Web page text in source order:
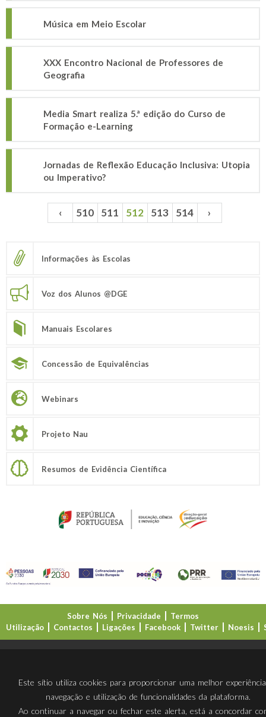
Música em Meio Escolar
XXX Encontro Nacional de Professores de
Geografia
Media Smart realiza 5.ª edição do Curso de
Formação e-Learning
Jornadas de Reflexão Educação Inclusiva: Utopia
ou Imperativo?
Páginas ‹ 510 511 512 513 514 ›
Informações às Escolas
Voz dos Alunos @DGE
Manuais Escolares
Concessão de Equivalências
Webinars
Projeto Nau
Resumos de Evidência Científica
Sobre Nós Privacidade
Termos
Utilização
Contactos Ligações Facebook Twitter Noesis
Este sítio utiliza cookies para proporcionar uma melhor
navegação e utilização de funcionalidades da plataforma.
Ao continuar a navegar ou fechar este alerta, está a concordar